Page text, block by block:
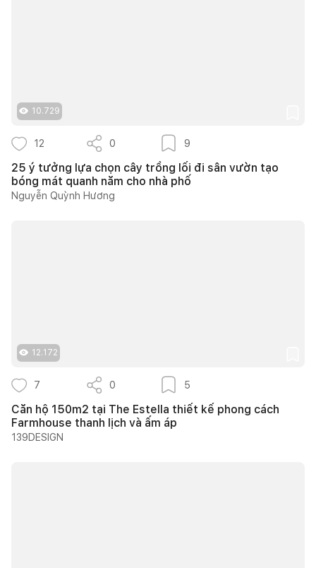
10.729
12 0 9
25 ý tưởng lựa chọn cây trồng lối đi sân vườn tạo
bóng mát quanh năm cho nhà phố
Nguyễn Quỳnh Hương
12.172
7 0 5
Căn hộ 150m2 tại The Estella thiết kế phong cách
Farmhouse thanh lịch và ấm áp
139DESIGN